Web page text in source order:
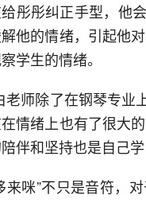
彤彤纠正手型，他
他的情绪，引起他
学生的情绪。
老师除了在钢琴专业
情绪上也有了很大
伴和坚持也是自己
来咪”不只是音符，